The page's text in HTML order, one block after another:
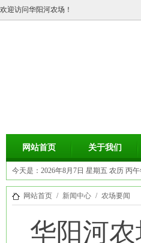
欢迎访问华阳河农场！
网站首页 关于我们
今天是： 2026年8月7日 星期五 农历 丙
(马) 五月初二
网站首页 / 新闻中心 / 农场要闻
华阳河